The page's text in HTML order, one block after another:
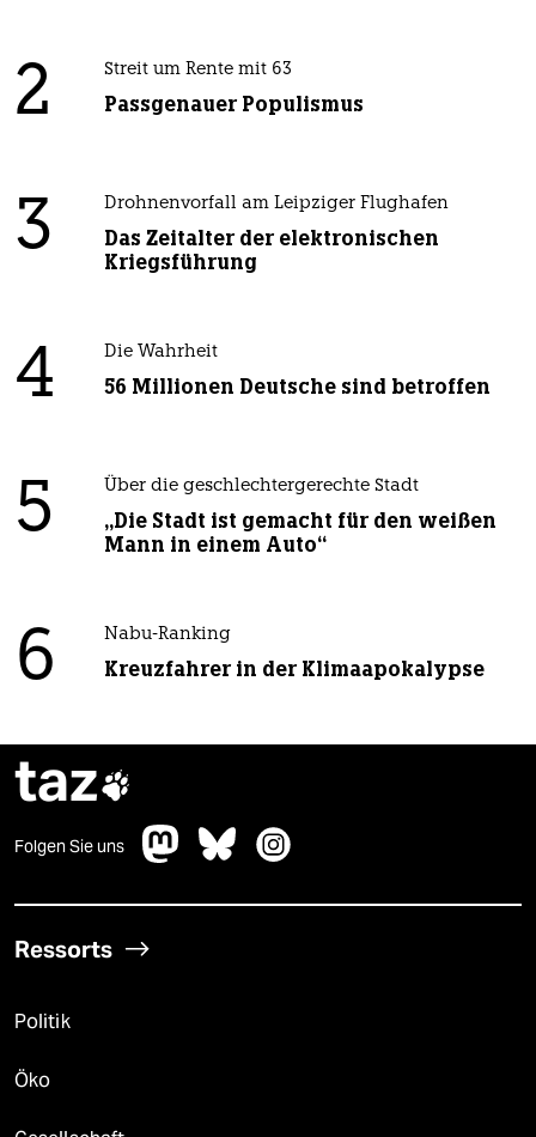
2 Streit um Rente mit 63
Passgenauer Populismus
3 Drohnenvorfall am Leipziger Flughafen
Das Zeitalter der elektronischen
Kriegsführung
4 Die Wahrheit
56 Millionen Deutsche sind betroffen
5 Über die geschlechtergerechte Stadt
„Die Stadt ist gemacht für den weißen
Mann in einem Auto“
6 Nabu-Ranking
Kreuzfahrer in der Klimaapokalypse
taz
Folgen Sie uns
Ressorts
Politik
Öko